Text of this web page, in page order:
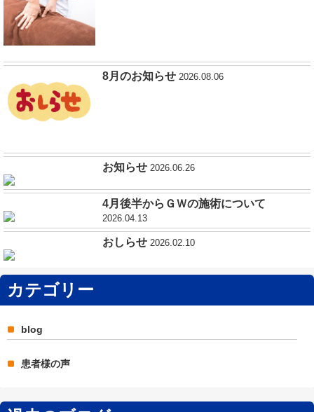
8月のお知らせ 2026.08.06
お知らせ 2026.06.26
4月後半からＧＷの施術について
2026.04.13
おしらせ 2026.02.10
カテゴリー
blog
患者様の声